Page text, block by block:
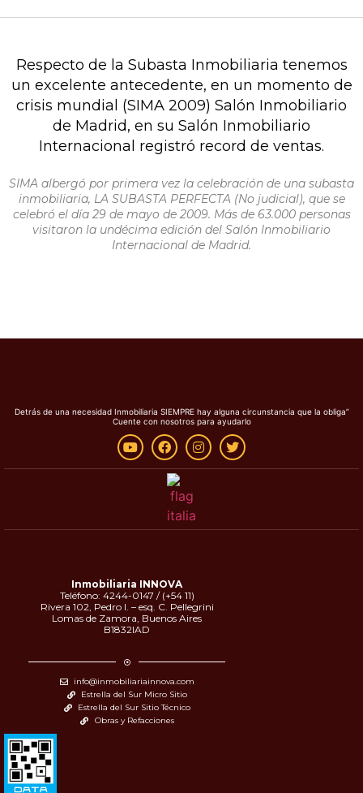
Respecto de la Subasta Inmobiliaria tenemos
un excelente antecedente, en un momento de
crisis mundial (SIMA 2009) Salón Inmobiliario
de Madrid, en su Salón Inmobiliario
Internacional registró record de ventas.
SIMA albergó por primera vez la celebración de una subasta
inmobiliaria, LA SUBASTA PERFECTA (No judicial), que se
celebró el día 29 de mayo de 2009. Más de 63.000 personas
visitaron la undécima edición del Salón Inmobiliario
Internacional de Madrid.
Detrás de una necesidad Inmobiliaria SIEMPRE hay alguna circunstancia que la obliga”
Cuente con nosotros para ayudarlo
Inmobiliaria INNOVA
Teléfono: 4244-0147 / (+54 11)
Rivera 102, Pedro I. – esq. C. Pellegrini
Lomas de Zamora, Buenos Aires
B1832IAD
info@inmobiliariainnova.com
Estrella del Sur Micro Sitio
Estrella del Sur Sitio Técnico
Obras y Refacciones